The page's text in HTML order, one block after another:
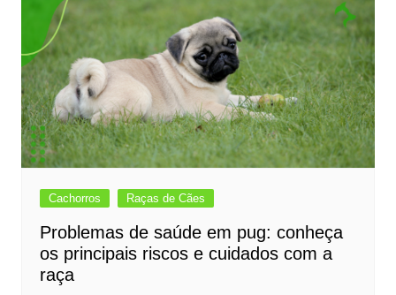
Cachorros Raças de Cães
Problemas de saúde em pug: conheça
os principais riscos e cuidados com a
raça